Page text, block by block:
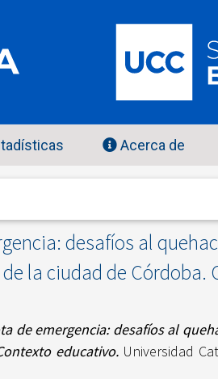
Acerca de
desafíos al
la ciudad de Córdoba.
de emergencia: desafíos al
educativo.Universidad